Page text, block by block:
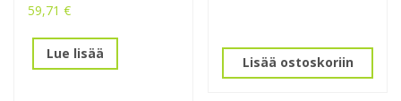
59,71 €
Lue lisää
Lisää ostoskoriin